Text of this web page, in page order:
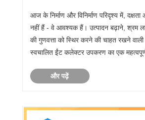
​आज के निर्माण और विनिर्माण परिदृश्य में,
नहीं हैं - वे आवश्यक हैं। उत्पादन बढ़ाने, श्रम
की गुणवत्ता को स्थिर करने की चाहत रखने
स्वचालित ईंट कलेक्टर उपकरण का एक
और पढ़ें